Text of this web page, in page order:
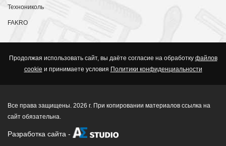
Технониколь
FAKRO
Продолжая использовать сайт, вы даёте согласие на обработку файлов
cookie и принимаете условия Политики конфиденциальности
Все права защищены. 2026 г. При копировании материалов ссылка на
сайт обязательна.
Разработка сайта -